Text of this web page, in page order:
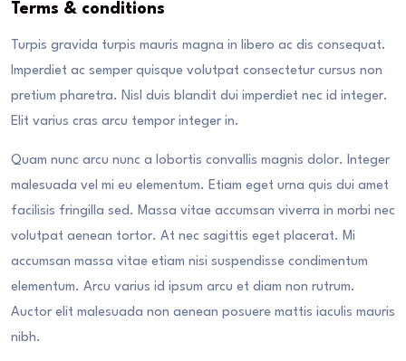
Terms & conditions
Turpis gravida turpis mauris magna in libero ac dis consequat.
Imperdiet ac semper quisque volutpat consectetur cursus non
pretium pharetra. Nisl duis blandit dui imperdiet nec id integer.
Elit varius cras arcu tempor integer in.
Quam nunc arcu nunc a lobortis convallis magnis dolor. Integer
malesuada vel mi eu elementum. Etiam eget urna quis dui amet
facilisis fringilla sed. Massa vitae accumsan viverra in morbi nec
volutpat aenean tortor. At nec sagittis eget placerat. Mi
accumsan massa vitae etiam nisi suspendisse condimentum
elementum. Arcu varius id ipsum arcu et diam non rutrum.
Auctor elit malesuada non aenean posuere mattis iaculis mauris
nibh.